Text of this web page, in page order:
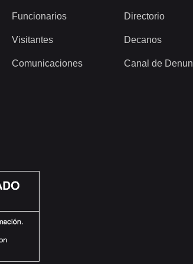
Funcionarios
Visitantes
Comunicaciones
Directorio
Decanos
Canal de